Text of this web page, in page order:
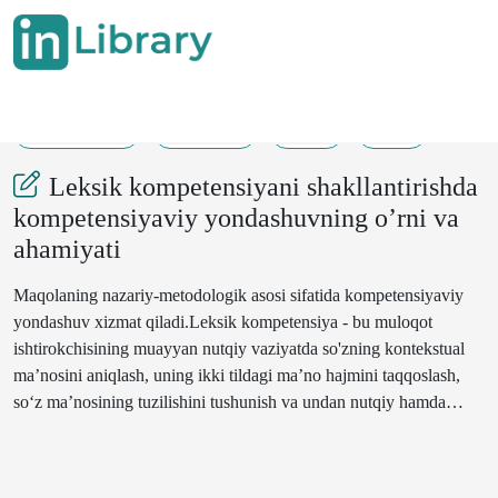
Leksik kompetensiyani shakllantirishda
kompetensiyaviy yondashuvning o’rni va
ahamiyati
Maqolaning nazariy-metodologik asosi sifatida kompetensiyaviy
yondashuv xizmat qiladi.Leksik kompetensiya - bu muloqot
ishtirokchisining muayyan nutqiy vaziyatda so'zning kontekstual
ma’nosini aniqlash, uning ikki tildagi ma’no hajmini taqqoslash,
so‘z ma’nosining tuzilishini tushunish va undan nutqiy hamda